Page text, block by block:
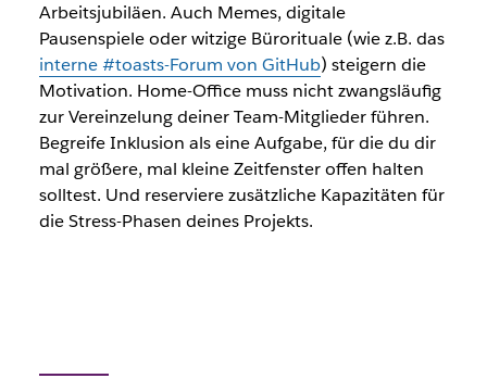
Arbeitsjubiläen. Auch Memes, digitale
Pausenspiele oder witzige Bürorituale (wie z.B. das
interne #toasts-Forum von GitHub) steigern die
Motivation. Home-Office muss nicht zwangsläufig
zur Vereinzelung deiner Team-Mitglieder führen.
Begreife Inklusion als eine Aufgabe, für die du dir
mal größere, mal kleine Zeitfenster offen halten
solltest. Und reserviere zusätzliche Kapazitäten für
die Stress-Phasen deines Projekts.